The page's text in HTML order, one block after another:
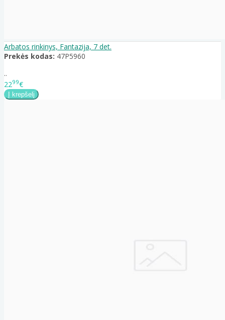
Arbatos rinkinys, Fantazija, 7 det.
Prekės kodas: 47P5960
..
2299€